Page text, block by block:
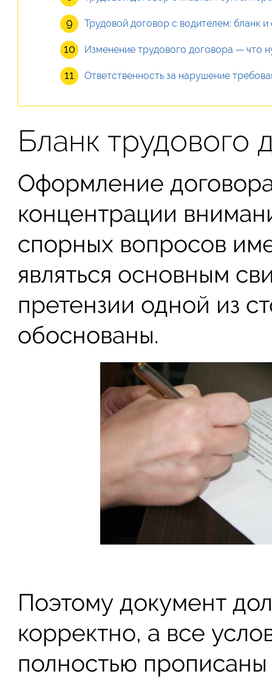
Трудовой договор с водителем: бланк и
Изменение трудового договора — что
Ответственность за нарушение
Бланк трудового
Оформление
концентрации
спорных вопросов
являться основным
претензии одной из
обоснованы.
Поэтому документ
корректно, а все
полностью